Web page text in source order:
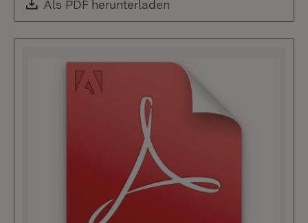
Download:
Als PDF herunterladen